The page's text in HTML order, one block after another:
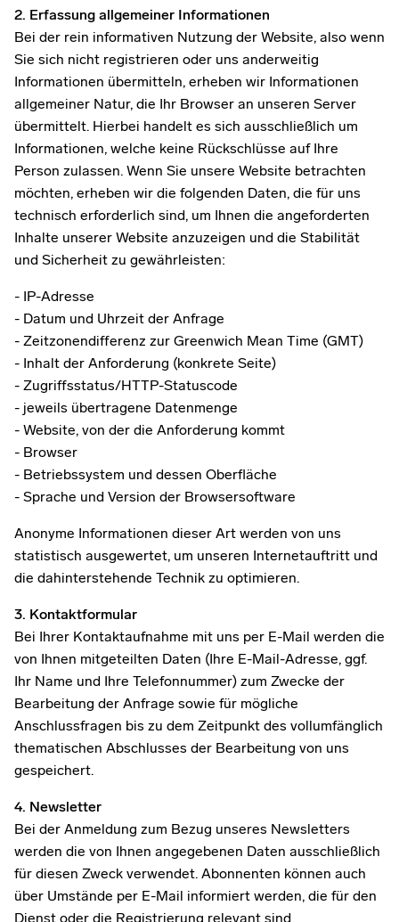
2. Erfassung allgemeiner Informationen
Bei der rein informativen Nutzung der Website, also wenn
Sie sich nicht registrieren oder uns anderweitig
Informationen übermitteln, erheben wir Informationen
allgemeiner Natur, die Ihr Browser an unseren Server
übermittelt. Hierbei handelt es sich ausschließlich um
Informationen, welche keine Rückschlüsse auf Ihre
Person zulassen. Wenn Sie unsere Website betrachten
möchten, erheben wir die folgenden Daten, die für uns
technisch erforderlich sind, um Ihnen die angeforderten
Inhalte unserer Website anzuzeigen und die Stabilität
und Sicherheit zu gewährleisten:
- IP-Adresse
- Datum und Uhrzeit der Anfrage
- Zeitzonendifferenz zur Greenwich Mean Time (GMT)
- Inhalt der Anforderung (konkrete Seite)
- Zugriffsstatus/HTTP-Statuscode
- jeweils übertragene Datenmenge
- Website, von der die Anforderung kommt
- Browser
- Betriebssystem und dessen Oberfläche
- Sprache und Version der Browsersoftware
Anonyme Informationen dieser Art werden von uns
statistisch ausgewertet, um unseren Internetauftritt und
die dahinterstehende Technik zu optimieren.
3. Kontaktformular
Bei Ihrer Kontaktaufnahme mit uns per E-Mail werden die
von Ihnen mitgeteilten Daten (Ihre E-Mail-Adresse, ggf.
Ihr Name und Ihre Telefonnummer) zum Zwecke der
Bearbeitung der Anfrage sowie für mögliche
Anschlussfragen bis zu dem Zeitpunkt des vollumfänglich
thematischen Abschlusses der Bearbeitung von uns
gespeichert.
4. Newsletter
Bei der Anmeldung zum Bezug unseres Newsletters
werden die von Ihnen angegebenen Daten ausschließlich
für diesen Zweck verwendet. Abonnenten können auch
über Umstände per E-Mail informiert werden, die für den
Dienst oder die Registrierung relevant sind